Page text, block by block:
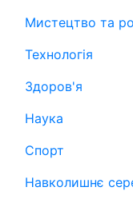
Мистецтво та
Технологія
Здоров'я
Наука
Спорт
Навколишнє